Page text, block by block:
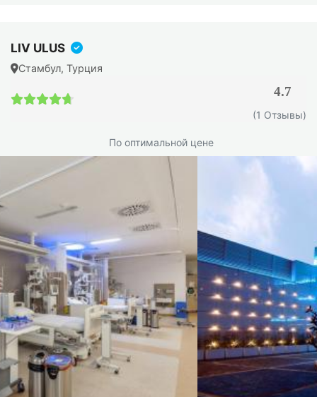
LIV ULUS
Стамбул, Турция
4.7
(1 Отзывы)
По оптимальной цене